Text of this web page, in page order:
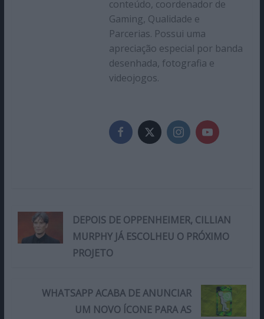
conteúdo, coordenador de
Gaming, Qualidade e
Parcerias. Possui uma
apreciação especial por banda
desenhada, fotografia e
videojogos.
DEPOIS DE OPPENHEIMER, CILLIAN
MURPHY JÁ ESCOLHEU O PRÓXIMO
PROJETO
WHATSAPP ACABA DE ANUNCIAR
UM NOVO ÍCONE PARA AS